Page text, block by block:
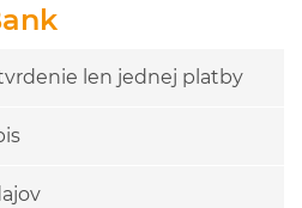
len jednej platby